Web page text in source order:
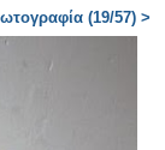
(19/57) >